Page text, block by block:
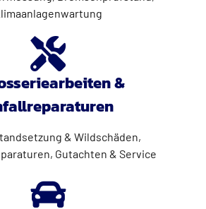
&
& Wildschäden,
Gutachten & Service